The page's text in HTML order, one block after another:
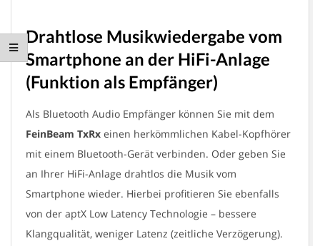
Drahtlose Musikwiedergabe vom
Smartphone an der HiFi-Anlage
(Funktion als Empfänger)
Als Bluetooth Audio Empfänger können Sie mit dem
FeinBeam TxRx einen herkömmlichen Kabel-Kopfhörer
mit einem Bluetooth-Gerät verbinden. Oder geben Sie
an Ihrer HiFi-Anlage drahtlos die Musik vom
Smartphone wieder. Hierbei profitieren Sie ebenfalls
von der aptX Low Latency Technologie – bessere
Klangqualität, weniger Latenz (zeitliche Verzögerung).